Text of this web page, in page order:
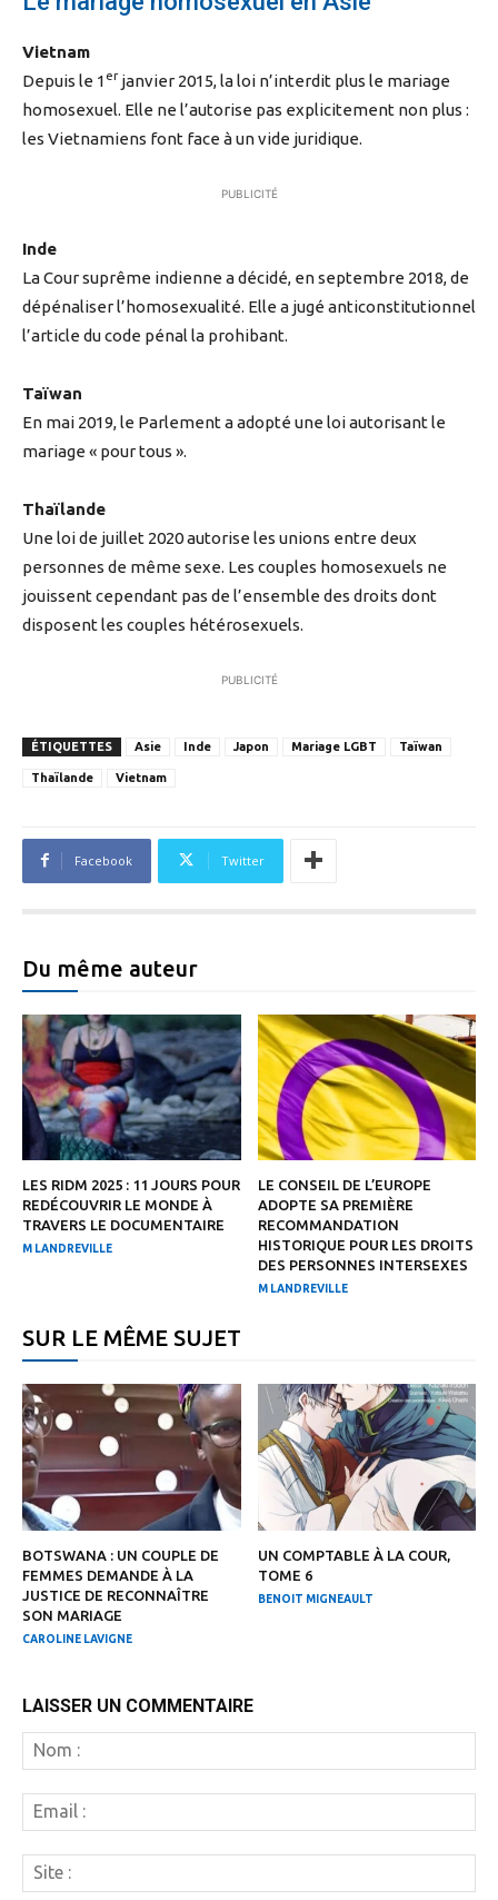
Vietnam
Depuis le 1 er janvier 2015, la loi n’interdit plus le mariage
homosexuel. Elle ne l’autorise pas explicitement non plus :
les Vietnamiens font face à un vide juridique.
PUBLICITÉ
Inde
La Cour suprême indienne a décidé, en septembre 2018, de
dépénaliser l’homosexualité. Elle a jugé anticonstitutionnel
l’article du code pénal la prohibant.
Taïwan
En mai 2019, le Parlement a adopté une loi autorisant le
mariage « pour tous ».
Thaïlande
Une loi de juillet 2020 autorise les unions entre deux
personnes de même sexe. Les couples homosexuels ne
jouissent cependant pas de l’ensemble des droits dont
disposent les couples hétérosexuels.
PUBLICITÉ
ÉTIQUETTES Asie Inde Japon Mariage LGBT Taïwan
Thaïlande Vietnam
Facebook Twitter
Du même auteur
LES RIDM 2025 : 11 JOURS POUR
REDÉCOUVRIR LE MONDE À
TRAVERS LE DOCUMENTAIRE
M LANDREVILLE
LE CONSEIL DE L’EUROPE
ADOPTE SA PREMIÈRE
RECOMMANDATION
HISTORIQUE POUR LES DROITS
DES PERSONNES INTERSEXES
M LANDREVILLE
SUR LE MÊME SUJET
BOTSWANA : UN COUPLE DE
FEMMES DEMANDE À LA
JUSTICE DE RECONNAÎTRE
SON MARIAGE
CAROLINE LAVIGNE
UN COMPTABLE À LA COUR,
TOME 6
BENOIT MIGNEAULT
LAISSER UN COMMENTAIRE
:
:
: